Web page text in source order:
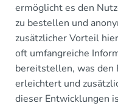
ermöglicht es den
zu bestellen und
zusätzlicher Vorteil
oft umfangreiche
bereitstellen, was den
erleichtert und
dieser Entwicklungen